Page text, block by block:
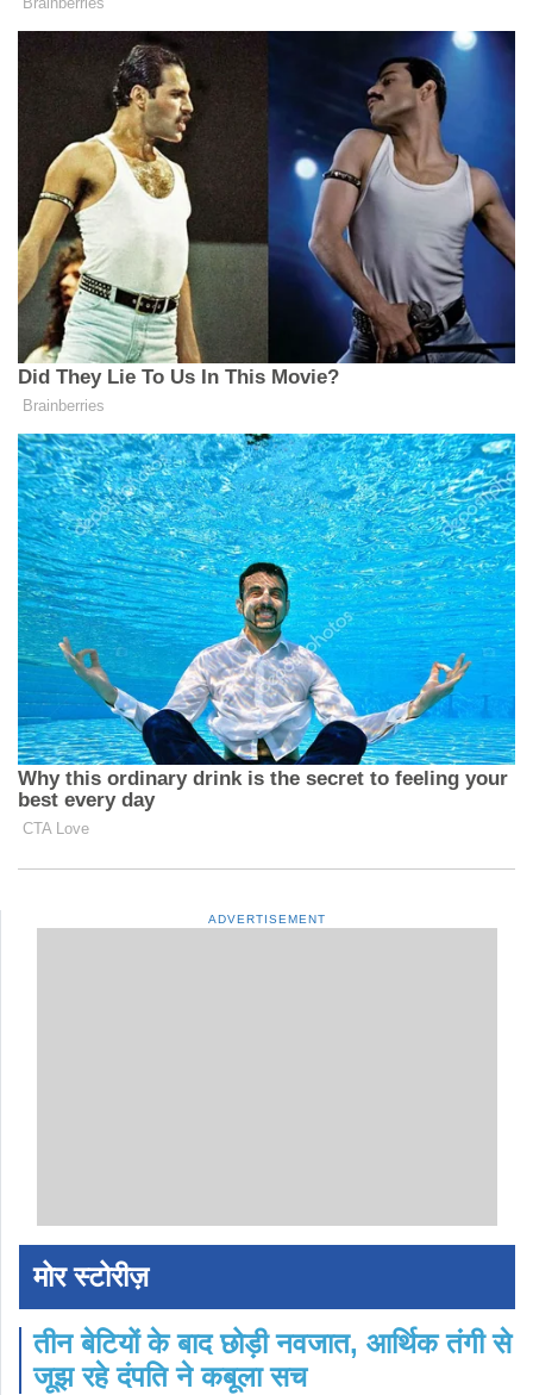
ADVERTISEMENT
मोर स्टोरीज़
तीन बेटियों के बाद छोड़ी नवजात, आर्थिक तंगी से
जूझ रहे दंपति ने कबूला सच